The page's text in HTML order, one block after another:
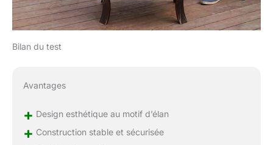
pour assembler
rapidement et
facilement ce foyer
Bilan du test
Avantages
+ Design esthétique au motif d’élan
+ Construction stable et sécurisée